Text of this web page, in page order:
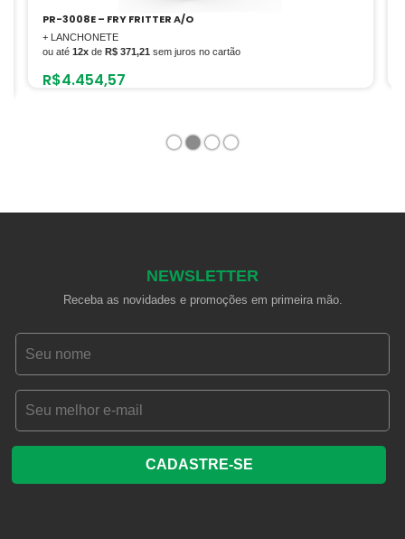
PR-20E STYLE – FRITADOR RETANGULAR 2 CESTOS ELETRICA
+ LANCHONETE
ou até12x de R$ 148,39 sem juros no cartão
R$1.780,63
1 2 3 4
NEWSLETTER
Receba as novidades e promoções em primeira mão.
CADASTRE-SE